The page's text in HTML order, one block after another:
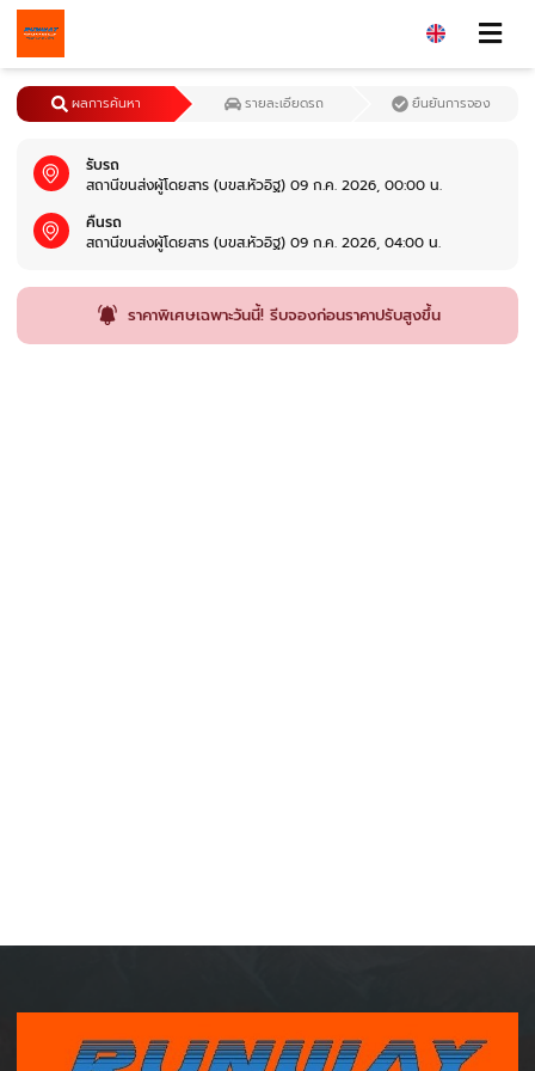
รับรถ
สถานีขนส่งผู้โดยสาร (บขส.หัวอิฐ) 09 ก.ค. 2026, 00:00 น.
คืนรถ
สถานีขนส่งผู้โดยสาร (บขส.หัวอิฐ) 09 ก.ค. 2026, 04:00 น.
ผลการค้นหา รายละเอียดรถ ยืนยันการจอง
ราคาพิเศษเฉพาะวันนี้! รีบจองก่อนราคาปรับสูงขึ้น